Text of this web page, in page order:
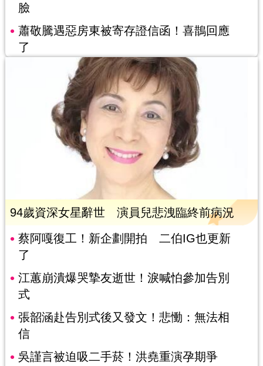
臉
蕭敬騰遇惡房東被寄存證信函！喜鵲回應
了
94歲資深女星辭世 演員兒悲洩臨終前病況
蔡阿嘎復工！新企劃開拍 二伯IG也更新
了
江蕙崩潰爆哭摯友逝世！淚喊怕參加告別
式
張韶涵赴告別式後又發文！悲慟：無法相
信
吳謹言被迫吸二手菸！洪堯重演孕期爭